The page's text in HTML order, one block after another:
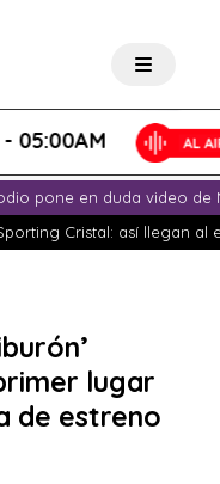
pone en duda video de
Cristal: así llegan al
lugar
de estreno